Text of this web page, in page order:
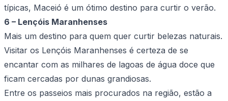
típicas, Maceió é um ótimo destino para curtir o verão.
6 – Lençóis Maranhenses
Mais um destino para quem quer curtir belezas naturais.
Visitar os Lençóis Maranhenses é certeza de se
encantar com as milhares de lagoas de água doce que
ficam cercadas por dunas grandiosas.
Entre os passeios mais procurados na região, estão a